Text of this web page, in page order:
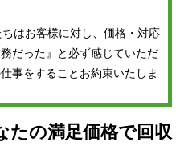
はお客様に対し、価格・対応
だった』と必ず感じていただ
事をすることお約束いたしま
たの満足価格で回収